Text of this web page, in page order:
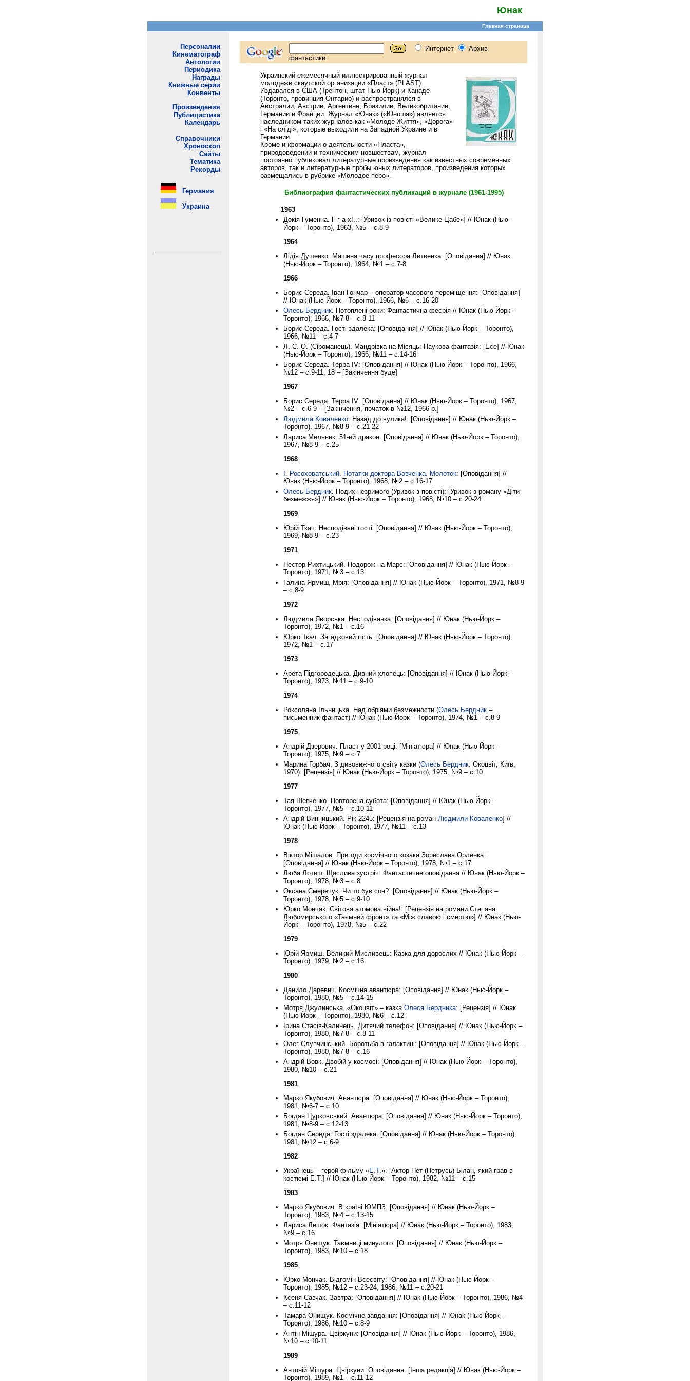
Юнак
Украинский ежемесячный иллюстрированный журнал
молодежи скаутской организации «Пласт» (PLAST).
Издавался в США (Трентон, штат Нью-Йорк) и Канаде
(Торонто, провинция Онтарио) и распространялся в
Австралии, Австрии, Аргентине, Бразилии, Великобритании,
Германии и Франции. Журнал «Юнак» («Юноша») является
наследником таких журналов как «Молоде Життя», «Дорога»
і «На сліді», которые выходили на Западной Украине и в
Германии.
Кроме информации о деятельности «Пласта»,
природоведении и техническим новшествам, журнал
постоянно публиковал литературные произведения как известных современных
авторов, так и литературные пробы юных литераторов, произведения которых
размещались в рубрике «Молодое перо».
Библиография фантастических публикаций в журнале (1961-1995)
1963
Докія Гуменна. Г-г-а-х!..: [Уривок із повісті «Велике Цабе»] // Юнак (Нью-
Йорк – Торонто), 1963, №5 – с.8-9
1964
Лідія Душенко. Машина часу професора Литвенка: [Оповідання] // Юнак
(Нью-Йорк – Торонто), 1964, №1 – с.7-8
1966
Борис Середа. Іван Гончар – оператор часового переміщення: [Оповідання]
// Юнак (Нью-Йорк – Торонто), 1966, №6 – с.16-20
Олесь Бердник. Потоплені роки: Фантастична феєрія // Юнак (Нью-Йорк –
Торонто), 1966, №7-8 – с.8-11
Борис Середа. Гості здалека: [Оповідання] // Юнак (Нью-Йорк – Торонто),
1966, №11 – с.4-7
Л. С. О. (Сіроманець). Мандрівка на Місяць: Наукова фантазія: [Есе] // Юнак
(Нью-Йорк – Торонто), 1966, №11 – с.14-16
Борис Середа. Терра IV: [Оповідання] // Юнак (Нью-Йорк – Торонто), 1966,
№12 – с.9-11, 18 – [Закінчення буде]
1967
Борис Середа. Терра IV: [Оповідання] // Юнак (Нью-Йорк – Торонто), 1967,
№2 – с.6-9 – [Закінчення, початок в №12, 1966 р.]
Людмила Коваленко. Назад до вулика!: [Оповідання] // Юнак (Нью-Йорк –
Торонто), 1967, №8-9 – с.21-22
Лариса Мельник. 51-ий дракон: [Оповідання] // Юнак (Нью-Йорк – Торонто),
1967, №8-9 – с.25
1968
І. Росоховатський. Нотатки доктора Вовченка. Молоток: [Оповідання] //
Юнак (Нью-Йорк – Торонто), 1968, №2 – с.16-17
Олесь Бердник. Подих незримого (Уривок з повісті): [Уривок з роману «Діти
безмежжя»] // Юнак (Нью-Йорк – Торонто), 1968, №10 – с.20-24
1969
Юрій Ткач. Несподівані гості: [Оповідання] // Юнак (Нью-Йорк – Торонто),
1969, №8-9 – с.23
1971
Нестор Рихтицький. Подорож на Марс: [Оповідання] // Юнак (Нью-Йорк –
Торонто), 1971, №3 – с.13
Галина Ярмиш, Мрія: [Оповідання] // Юнак (Нью-Йорк – Торонто), 1971, №8-9
– с.8-9
1972
Людмила Яворська. Несподіванка: [Оповідання] // Юнак (Нью-Йорк –
Торонто), 1972, №1 – с.16
Юрко Ткач. Загадковий гість: [Оповідання] // Юнак (Нью-Йорк – Торонто),
1972, №1 – с.17
1973
Арета Підгородецька. Дивний хлопець: [Оповідання] // Юнак (Нью-Йорк –
Торонто), 1973, №11 – с.9-10
1974
Роксоляна Ільницька. Над обріями безмежности (Олесь Бердник –
письменник-фантаст) // Юнак (Нью-Йорк – Торонто), 1974, №1 – с.8-9
1975
Андрій Дзерович. Пласт у 2001 році: [Мініатюра] // Юнак (Нью-Йорк –
Торонто), 1975, №9 – с.7
Марина Горбач. З дивовижного світу казки (Олесь Бердник: Окоцвіт, Київ,
1970): [Рецензія] // Юнак (Нью-Йорк – Торонто), 1975, №9 – с.10
1977
Тая Шевченко. Повторена субота: [Оповідання] // Юнак (Нью-Йорк –
Торонто), 1977, №5 – с.10-11
Андрій Винницький. Рік 2245: [Рецензія на роман Людмили Коваленко] //
Юнак (Нью-Йорк – Торонто), 1977, №11 – с.13
1978
Віктор Мішалов. Пригоди космічного козака Зореслава Орленка:
[Оповідання] // Юнак (Нью-Йорк – Торонто), 1978, №1 – с.17
Люба Лотиш. Щаслива зустріч: Фантастичне оповідання // Юнак (Нью-Йорк –
Торонто), 1978, №3 – с.8
Оксана Смеречук. Чи то був сон?: [Оповідання] // Юнак (Нью-Йорк –
Торонто), 1978, №5 – с.9-10
Юрко Мончак. Світова атомова війна!: [Рецензія на романи Степана
Любомирського «Таємний фронт» та «Між славою і смертю»] // Юнак (Нью-
Йорк – Торонто), 1978, №5 – с.22
1979
Юрій Ярмиш. Великий Мисливець: Казка для дорослих // Юнак (Нью-Йорк –
Торонто), 1979, №2 – с.16
1980
Данило Даревич. Космічна авантюра: [Оповідання] // Юнак (Нью-Йорк –
Торонто), 1980, №5 – с.14-15
Мотря Джулинська. «Окоцвіт» – казка Олеся Бердника: [Рецензія] // Юнак
(Нью-Йорк – Торонто), 1980, №6 – с.12
Ірина Стасів-Калинець. Дитячий телефон: [Оповідання] // Юнак (Нью-Йорк –
Торонто), 1980, №7-8 – с.8-11
Олег Слупчинський. Боротьба в галактиці: [Оповідання] // Юнак (Нью-Йорк –
Торонто), 1980, №7-8 – с.16
Андрій Вовк. Двобій у космосі: [Оповідання] // Юнак (Нью-Йорк – Торонто),
1980, №10 – с.21
1981
Марко Якубович. Авантюра: [Оповідання] // Юнак (Нью-Йорк – Торонто),
1981, №6-7 – с.10
Богдан Цурковський. Авантюра: [Оповідання] // Юнак (Нью-Йорк – Торонто),
1981, №8-9 – с.12-13
Богдан Середа. Гості здалека: [Оповідання] // Юнак (Нью-Йорк – Торонто),
1981, №12 – с.6-9
1982
Українець – герой фільму «Е.Т.»: [Актор Пет (Петрусь) Білан, який грав в
костюмі Е.Т.] // Юнак (Нью-Йорк – Торонто), 1982, №11 – с.15
1983
Марко Якубович. В країні ЮМПЗ: [Оповідання] // Юнак (Нью-Йорк –
Торонто), 1983, №4 – с.13-15
Лариса Лешок. Фантазія: [Мініатюра] // Юнак (Нью-Йорк – Торонто), 1983,
№9 – с.16
Мотря Онищук. Таємниці минулого: [Оповідання] // Юнак (Нью-Йорк –
Торонто), 1983, №10 – с.18
1985
Юрко Мончак. Відгомін Всесвіту: [Оповідання] // Юнак (Нью-Йорк –
Торонто), 1985, №12 – с.23-24; 1986, №11 – с.20-21
Ксеня Савчак. Завтра: [Оповідання] // Юнак (Нью-Йорк – Торонто), 1986, №4
– с.11-12
Тамара Онищук. Космічне завдання: [Оповідання] // Юнак (Нью-Йорк –
Торонто), 1986, №10 – с.8-9
Антін Мішура. Цвіркуни: [Оповідання] // Юнак (Нью-Йорк – Торонто), 1986,
№10 – с.10-11
1989
Антоній Мішура. Цвіркуни: Оповідання: [Інша редакція] // Юнак (Нью-Йорк –
Торонто), 1989, №1 – с.11-12